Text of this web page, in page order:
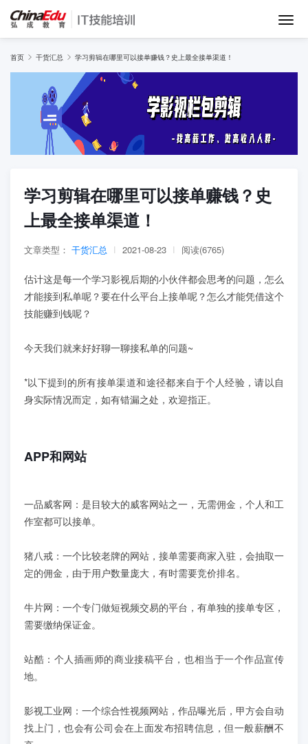
首页
IT培训班
在线网课
教学服务
师资团队
学员案例
人才培养
教育创新产品
首页 干货汇总 学习剪辑在哪里可以接单赚钱？史上最全接单渠道！
学习剪辑在哪里可以接单赚钱？史
上最全接单渠道！
文章类型： 干货汇总 | 2021-08-23 | 阅读(6765)
估计这是每一个学习影视后期的小伙伴都会思考的问题，怎么
才能接到私单呢？要在什么平台上接单呢？怎么才能凭借这个
技能赚到钱呢？
今天我们就来好好聊一聊接私单的问题~
*以下提到的所有接单渠道和途径都来自于个人经验，请以自
身实际情况而定，如有错漏之处，欢迎指正。
APP和网站
一品威客网：是目较大的威客网站之一，无需佣金，个人和工
作室都可以接单。
猪八戒：一个比较老牌的网站，接单需要商家入驻，会抽取一
定的佣金，由于用户数量庞大，有时需要竞价排名。
牛片网：一个专门做短视频交易的平台，有单独的接单专区，
需要缴纳保证金。
站酷：个人插画师的商业接稿平台，也相当于一个作品宣传
地。
影视工业网：一个综合性视频网站，作品曝光后，甲方会自动
找上门，也会有公司会在上面发布招聘信息，但一般薪酬不